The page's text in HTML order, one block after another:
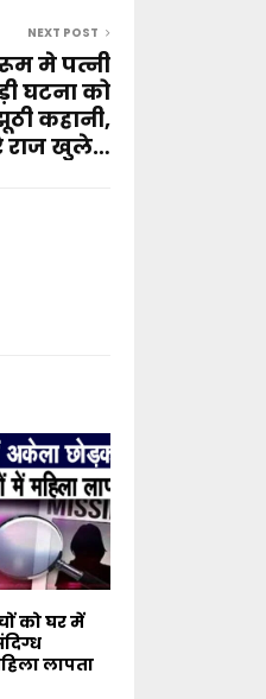
NEXT POST
मे पत्नी
घटना को
कहानी,
राज खुले…
को घर में
लापता